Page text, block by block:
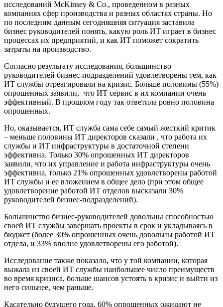
исследований McKinsey & Co., проведенном в разных
компаниях сфер производства и разных областях страны. Но
по последним данным сегодняшняя ситуация заставила
бизнес руководителей понять, какую роль ИТ играет в бизнес
процессах их предприятий, и как ИТ поможет сократить
затраты на производство.
Согласно результату исследования, большинство
руководителей бизнес-подразделений удовлетворены тем, как
ИТ службы отреагировали на кризис. Больше половины (55%)
опрошенных заявили, что ИТ сервис в их компании очень
эффективный. В прошлом году так ответила ровно половина
опрощенных.
Но, оказывается, ИТ служба сама себе самый жесткий критик
– меньше половины ИТ директоров сказали , что работа их
службы и ИТ инфраструктуры в достаточной степени
эффективна. Только 30% опрошенных ИТ директоров
заявили, что их управление и работа инфраструктуры очень
эффективна, только 21% опрошенных удовлетворены работой
ИТ службы и ее вложением в общее дело (при этом общее
удовлетворение работой ИТ отделов высказали 30%
руководителей бизнес-подразделений).
Большинство бизнес-руководителей довольны способностью
своей ИТ службы завершать проекты в срок и укладываясь в
бюджет (более 30% опрошенных очень довольны работой ИТ
отдела, и 33% вполне удовлетворены его работой).
Исследование также показало, что у той компании, которая
выжала из своей ИТ службы наибольшее число преимуществ
во время кризиса, больше шансов устоять в кризис и выйти из
него сильнее, чем раньше.
Касательно будущего года, 60% опрошенных ожидают не